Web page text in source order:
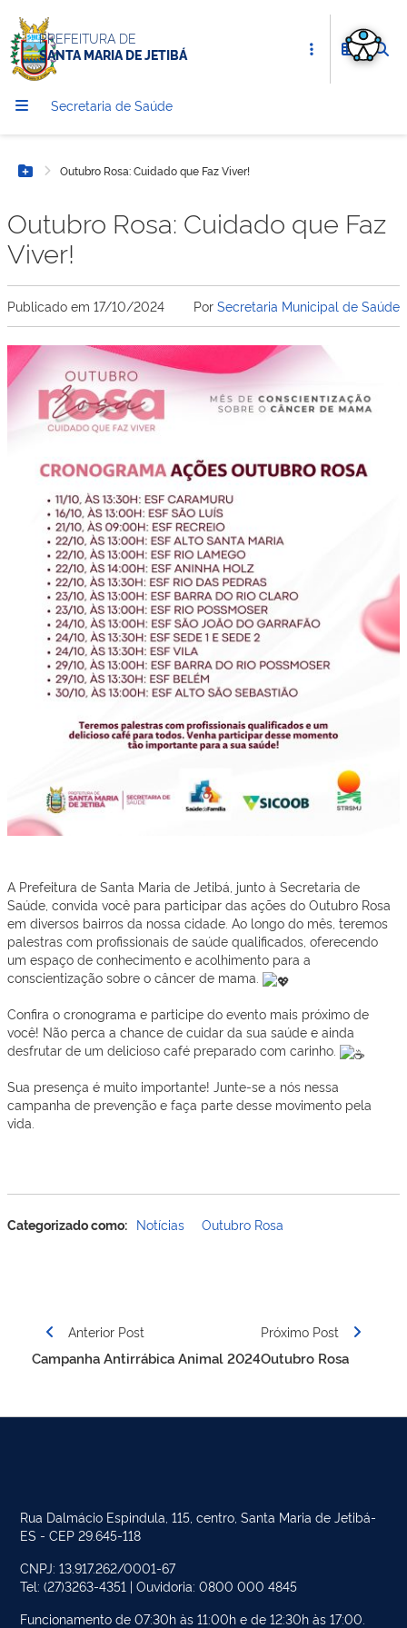
PREFEITURA DE
SANTA MARIA DE JETIBÁ
Secretaria de Saúde
Botão Menu
Outubro Rosa: Cuidado que Faz Viver!
Outubro Rosa: Cuidado que Faz
Viver!
Publicado em 17/10/2024 Por Secretaria Municipal de Saúde
A Prefeitura de Santa Maria de Jetibá, junto à Secretaria de
Saúde, convida você para participar das ações do Outubro Rosa
em diversos bairros da nossa cidade. Ao longo do mês, teremos
palestras com profissionais de saúde qualificados, oferecendo
um espaço de conhecimento e acolhimento para a
conscientização sobre o câncer de mama.
Confira o cronograma e participe do evento mais próximo de
você! Não perca a chance de cuidar da sua saúde e ainda
desfrutar de um delicioso café preparado com carinho.
Sua presença é muito importante! Junte-se a nós nessa
campanha de prevenção e faça parte desse movimento pela
vida.
Categorizado como: Notícias Outubro Rosa
Post
Anterior Post
Campanha Antirrábica Animal 2024
Próximo Post
Outubro Rosa
Rua Dalmácio Espindula, 115, centro, Santa Maria de Jetibá-
ES - CEP 29.645-118
CNPJ: 13.917.262/0001-67
Tel: (27)3263-4351 | Ouvidoria: 0800 000 4845
Funcionamento de 07:30h às 11:00h e de 12:30h às 17:00.